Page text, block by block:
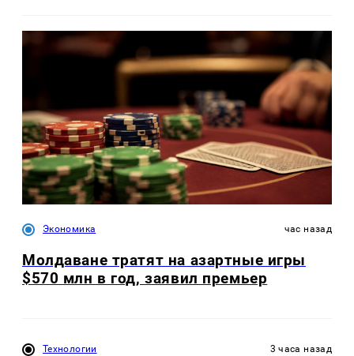
Экономика час назад
Молдаване тратят на азартные игры
$570 млн в год, заявил премьер
Технологии 3 часа назад